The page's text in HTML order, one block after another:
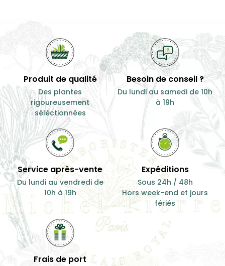
Produit de qualité
Des plantes
rigoureusement
séléctionnées
Besoin de conseil ?
Du lundi au samedi de 10h
à 19h
Service après-vente
Du lundi au vendredi de
10h à 19h
Expéditions
Sous 24h / 48h
Hors week-end et jours
fériés
Frais de port